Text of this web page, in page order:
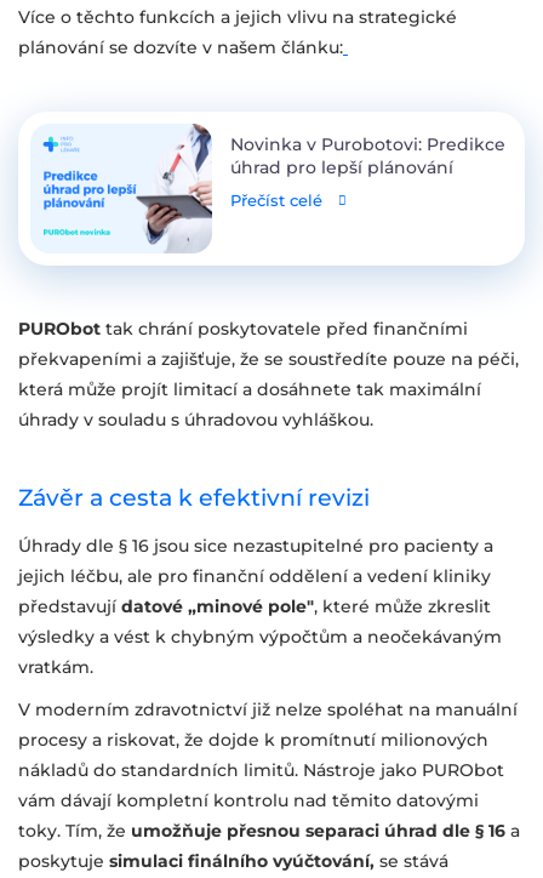
Více o těchto funkcích a jejich vlivu na strategické
plánování se dozvíte v našem článku:
Novinka v Purobotovi: Predikce
úhrad pro lepší plánování
Přečíst celé
PURObot tak chrání poskytovatele před finančními
překvapeními a zajišťuje, že se soustředíte pouze na péči,
která může projít limitací a dosáhnete tak maximální
úhrady v souladu s úhradovou vyhláškou.
Závěr a cesta k efektivní revizi
Úhrady dle § 16 jsou sice nezastupitelné pro pacienty a
jejich léčbu, ale pro finanční oddělení a vedení kliniky
představují datové „minové pole", které může zkreslit
výsledky a vést k chybným výpočtům a neočekávaným
vratkám.
V moderním zdravotnictví již nelze spoléhat na manuální
procesy a riskovat, že dojde k promítnutí milionových
nákladů do standardních limitů. Nástroje jako PURObot
vám dávají kompletní kontrolu nad těmito datovými
toky. Tím, že umožňuje přesnou separaci úhrad dle § 16 a
poskytuje simulaci finálního vyúčtování, se stává